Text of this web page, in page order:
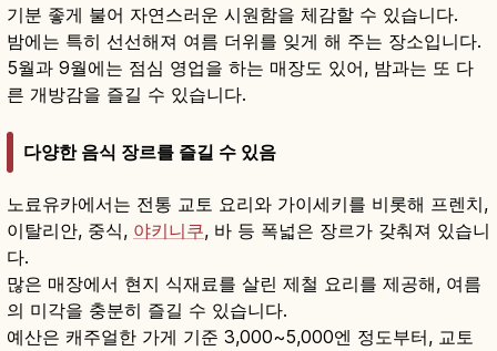
기분 좋게 불어 자연스러운 시원함을 체감할 수 있습니다.
밤에는 특히 선선해져 여름 더위를 잊게 해 주는 장소입니다.
5월과 9월에는 점심 영업을 하는 매장도 있어, 밤과는 또 다
른 개방감을 즐길 수 있습니다.
다양한 음식 장르를 즐길 수 있음
노료유카에서는 전통 교토 요리와 가이세키를 비롯해 프렌치,
이탈리안, 중식, 야키니쿠, 바 등 폭넓은 장르가 갖춰져 있습니
다.
많은 매장에서 현지 식재료를 살린 제철 요리를 제공해, 여름
의 미각을 충분히 즐길 수 있습니다.
예산은 캐주얼한 가게 기준 3,000~5,000엔 정도부터, 교토